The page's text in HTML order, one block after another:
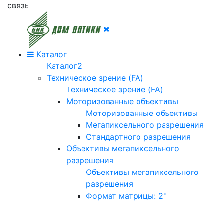
связь
Каталог
Каталог2
Техническое зрение (FA)
Техническое зрение (FA)
Моторизованные объективы
Моторизованные объективы
Мегапиксельного разрешения
Стандартного разрешения
Объективы мегапиксельного
разрешения
Объективы мегапиксельного
разрешения
Формат матрицы: 2"